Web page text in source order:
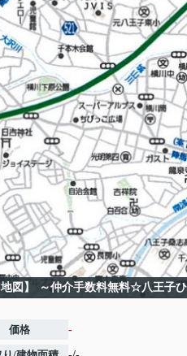
地図】 ～仲介手数料無料☆八王子
価格 -